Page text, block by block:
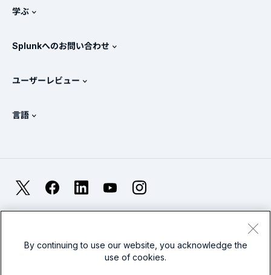
ニュースルーム
Splunkによる保護
SURGe
価格
すべての製品を見る
トレーニングと認定
Splunkストア
学ぶ
OpenTelemetryの概要
SOCのメトリクス
信頼性メトリクス
2026年のIT/テクノロジーへの支出
Splunkへのお問い合わせ
ユーザーレビュー
言語
Deutsch
Français
한국어
简体中文
FacebookLinkedIn YouTubeInstagram
Cookies
利用規約(英語) Modern Slavery
By continuing to use our website, you acknowledge the
use of cookies.